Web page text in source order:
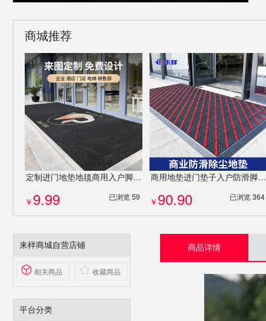
商城推荐
定制进门地垫地毯商用入户脚垫PP吸水门垫防滑垫厂家耐磨免费设计LOGO
￥ 9.99 已浏览 59
商用地垫进门垫子入户防滑脚垫酒店除尘门垫定制logo异形门垫高端防滑除尘地毯
￥ 90.90 已浏览 364
来样商城自营店铺
相关商品 收藏商品
平台分类
商品详情